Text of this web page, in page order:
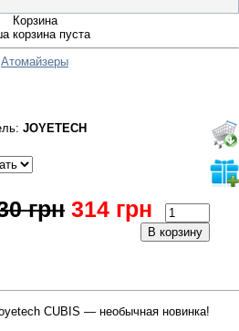
Корзина
корзина пуста
Атомайзеры
: JOYETECH
грн 314 грн
CUBIS ― необычная новинка!